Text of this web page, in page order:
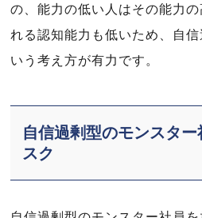
の、能力の低い人はその能力
れる認知能力も低いため、自
いう考え方が有力です。
自信過剰型のモンスター
スク